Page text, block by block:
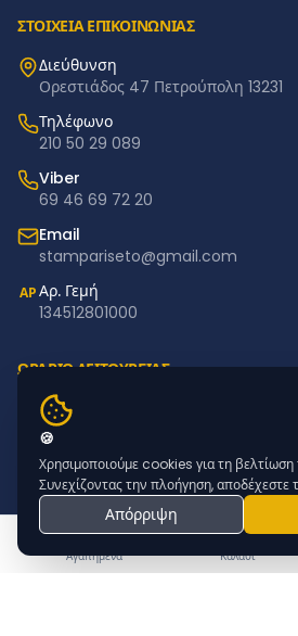
Αγαπημένα Καλάθι
ΣΤΟΙΧΕΙΑ ΕΠΙΚΟΙΝΩΝΙΑΣ
Διεύθυνση
Ορεστιάδος 47 Πετρούπολη 13231
Τηλέφωνο
210 50 29 089
Viber
69 46 69 72 20
Email
stampariseto@gmail.com
ΑΡΑρ. Γεμή
134512801000
ΩΡΑΡΙΟ ΛΕΙΤΟΥΡΓΙΑΣ
Δευτέρα – Παρασκευή: 11:00–18:00
Σάββατο – Κυριακή: Κλειστά
NEWSLETTER
Εγγραφείτε για προσφορές & νέα προϊόντα
🍪
Χρησιμοποιούμε cookies για τη βελτίωση
Συνεχίζοντας την πλοήγηση, αποδέχεστε
Απόρριψη